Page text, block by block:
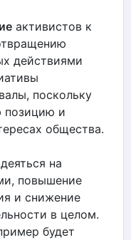
активистов к
действиями
поскольку
позицию и
общества.
на
повышение
и снижение
в целом.
будет